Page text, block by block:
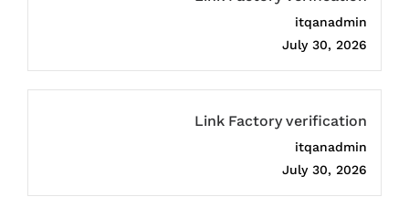
itqanadmin
July 30, 2026
Link Factory verification
itqanadmin
July 30, 2026